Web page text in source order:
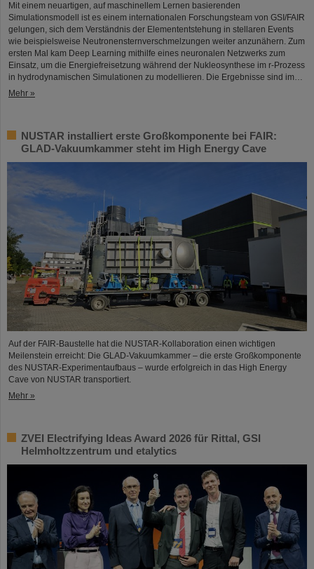
Mit einem neuartigen, auf maschinellem Lernen basierenden
Simulationsmodell ist es einem internationalen Forschungsteam von GSI/FAIR
gelungen, sich dem Verständnis der Elemententstehung in stellaren Events
wie beispielsweise Neutronensternverschmelzungen weiter anzunähern. Zum
ersten Mal kam Deep Learning mithilfe eines neuronalen Netzwerks zum
Einsatz, um die Energiefreisetzung während der Nukleosynthese im r-Prozess
in hydrodynamischen Simulationen zu modellieren. Die Ergebnisse sind im…
Mehr »
NUSTAR installiert erste Großkomponente bei FAIR:
GLAD-Vakuumkammer steht im High Energy Cave
Auf der FAIR-Baustelle hat die NUSTAR-Kollaboration einen wichtigen
Meilenstein erreicht: Die GLAD-Vakuumkammer – die erste Großkomponente
des NUSTAR-Experimentaufbaus – wurde erfolgreich in das High Energy
Cave von NUSTAR transportiert.
Mehr »
ZVEI Electrifying Ideas Award 2026 für Rittal, GSI
Helmholtzzentrum und etalytics